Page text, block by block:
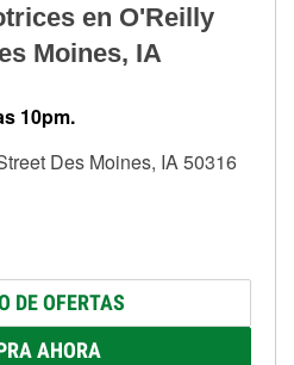
en O'Reilly
Moines, IA
10pm.
Des Moines, IA 50316
DE OFERTAS
AHORA